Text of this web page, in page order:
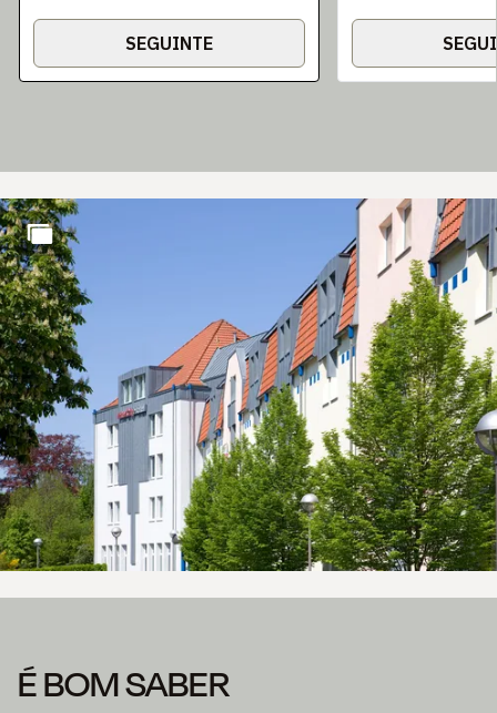
SEGUINTE
É BOM SABER